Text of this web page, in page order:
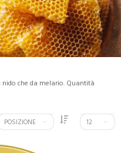
che da melario. Quantità
12
POSIZIONE